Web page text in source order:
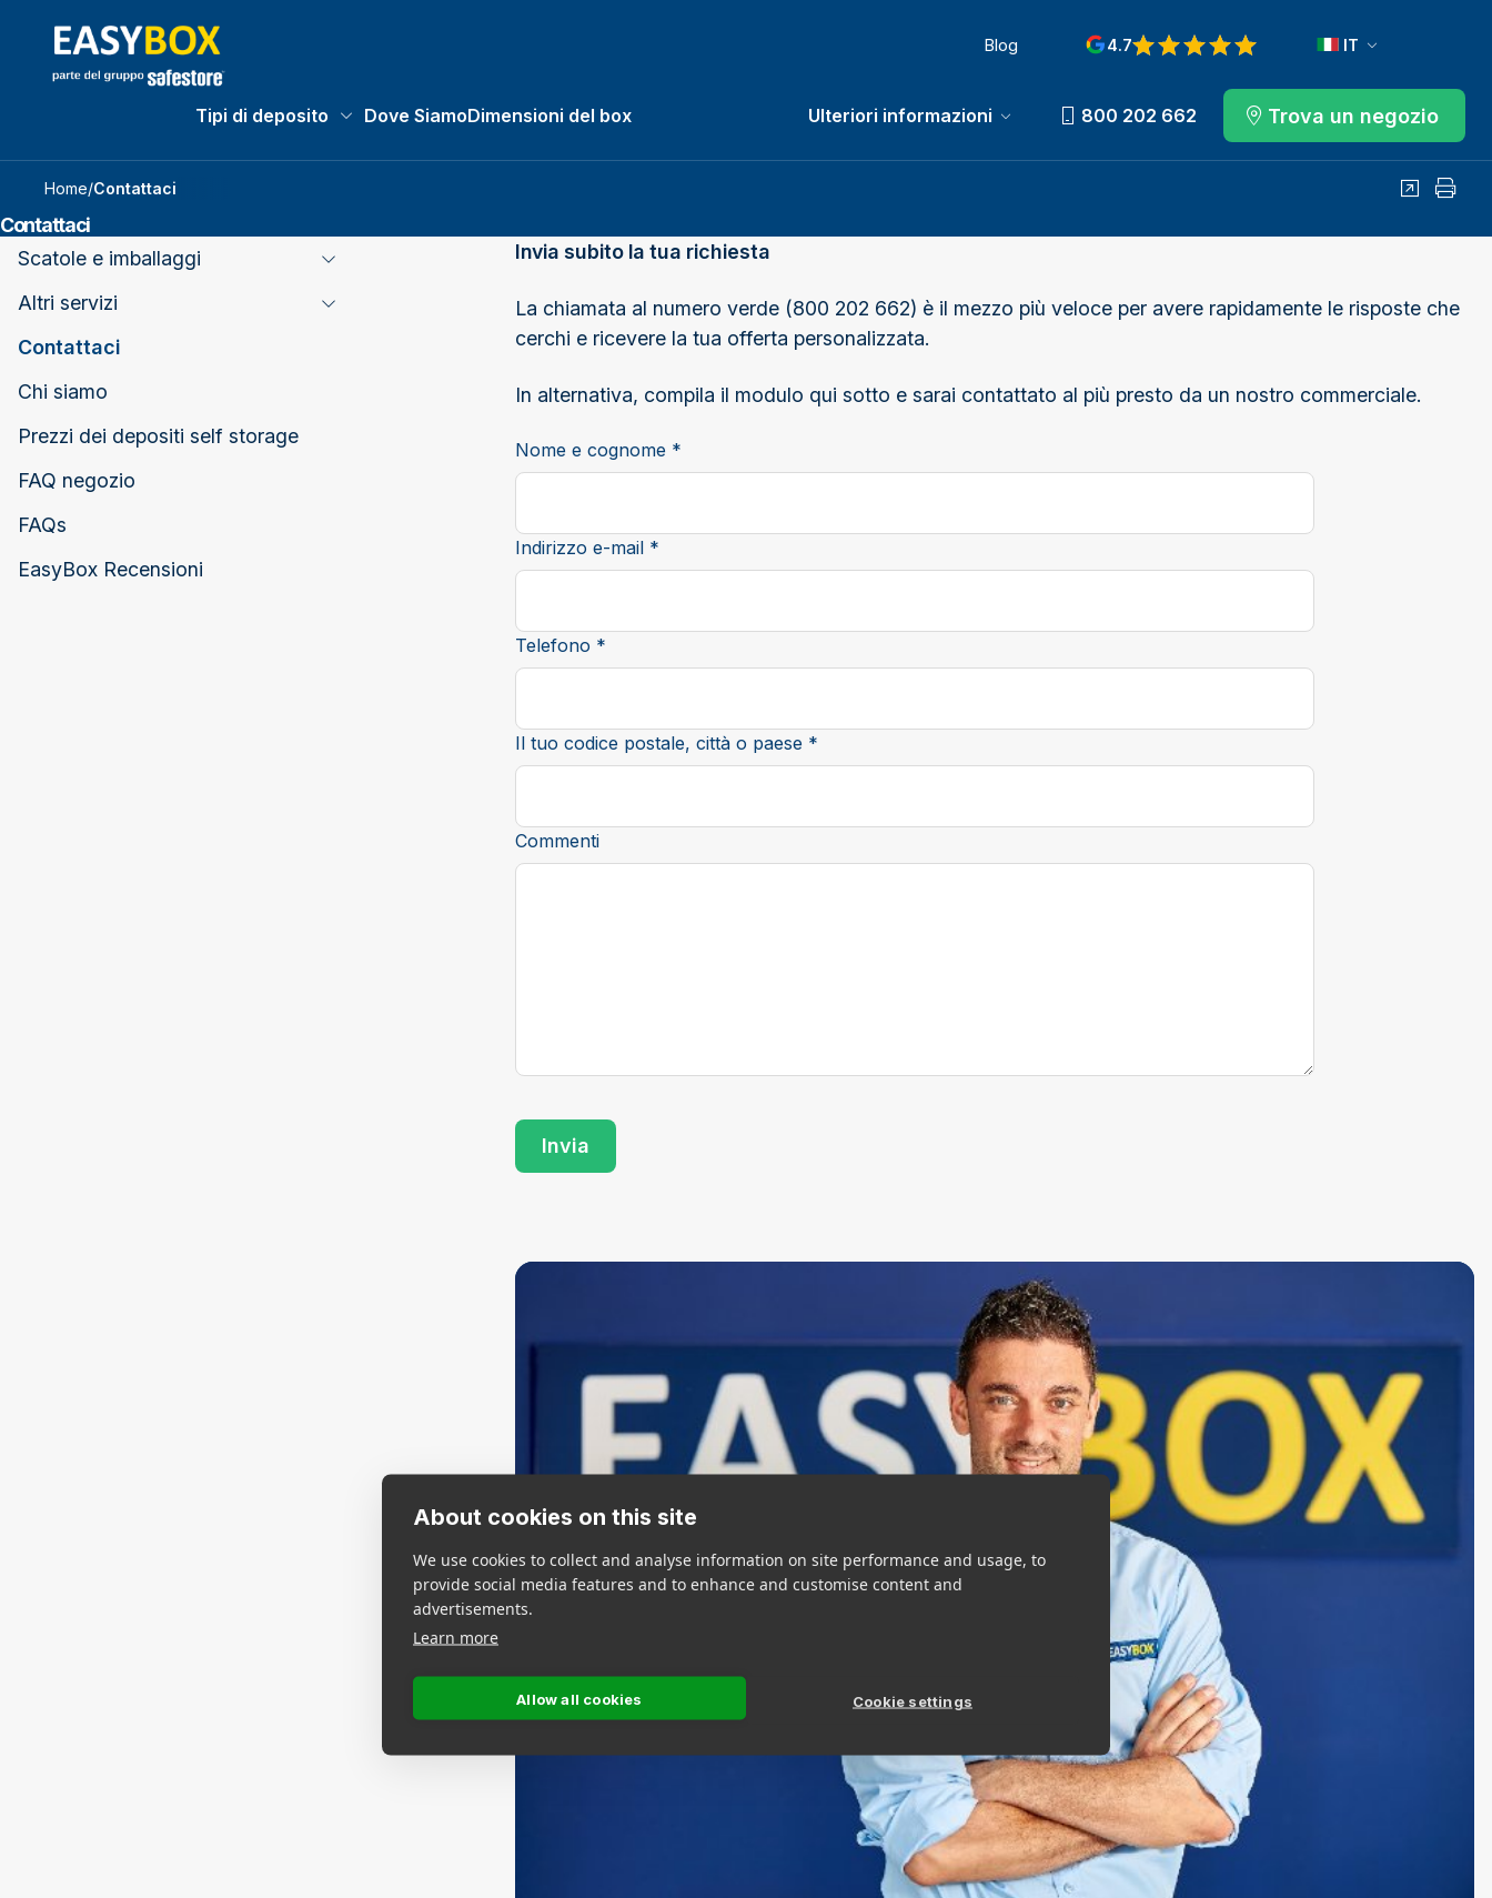
About cookies on this site
We use cookies to collect and analyse information on site performance and usage, to
provide social media features and to enhance and customise content and
advertisements.
Learn more
Allow all cookies Cookie settings
Blog 4.7
View reviews on Google
Tipi di deposito Dove SiamoDimensioni del box Ulteriori informazioni 800 202 662 Trova un negozio
IT
Home/Contattaci Condividi
Contattaci
Scatole e imballaggi
Altri servizi
Contattaci
Chi siamo
Prezzi dei depositi self storage
FAQ negozio
FAQs
EasyBox Recensioni
Invia subito la tua richiesta
La chiamata al numero verde (800 202 662) è il mezzo più veloce per avere rapidamente le risposte che
cerchi e ricevere la tua offerta personalizzata.
In alternativa, compila il modulo qui sotto e sarai contattato al più presto da un nostro commerciale.
Nome e cognome *
Indirizzo e-mail *
Telefono *
Il tuo codice postale, città o paese *
Commenti